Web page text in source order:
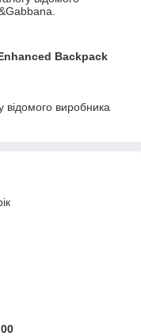
Backpack
відомого виробника